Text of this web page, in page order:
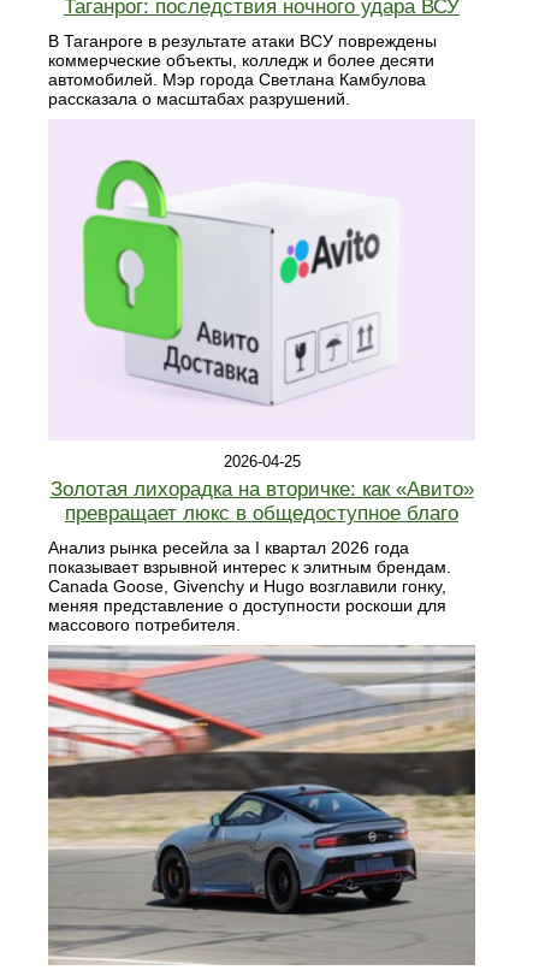
Таганрог: последствия ночного удара ВСУ
В Таганроге в результате атаки ВСУ повреждены
коммерческие объекты, колледж и более десяти
автомобилей. Мэр города Светлана Камбулова
рассказала о масштабах разрушений.
2026-04-25
Золотая лихорадка на вторичке: как «Авито»
превращает люкс в общедоступное благо
Анализ рынка ресейла за I квартал 2026 года
показывает взрывной интерес к элитным брендам.
Canada Goose, Givenchy и Hugo возглавили гонку,
меняя представление о доступности роскоши для
массового потребителя.